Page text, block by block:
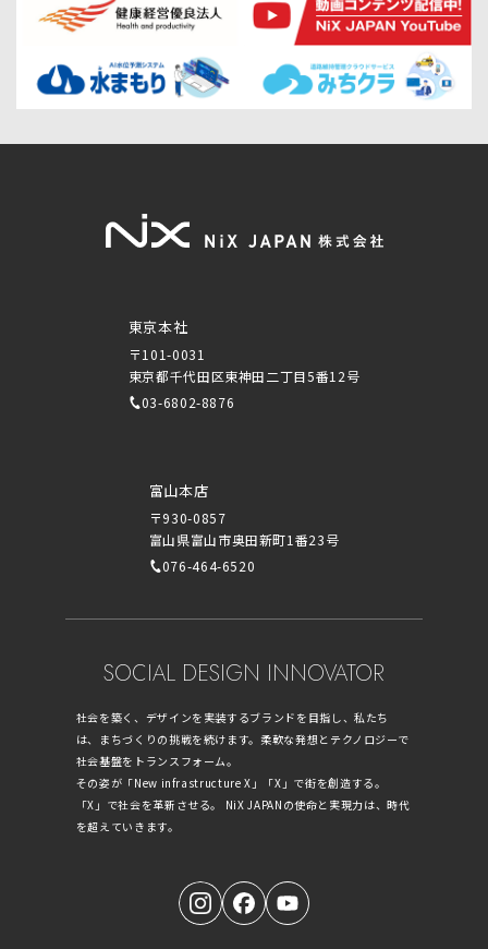
東京本社
〒101-0031
東京都千代田区東神田二丁目5番12号
03-6802-8876
富山本店
〒930-0857
富山県富山市奥田新町1番23号
076-464-6520
SOCIAL DESIGN INNOVATOR
社会を築く、デザインを実装するブランドを目指し、私たち
は、まちづくりの挑戦を続けます。柔軟な発想とテクノロジーで
社会基盤をトランスフォーム。
その姿が「New infrastructure X」「X」で街を創造する。
「X」で社会を革新させる。 NiX JAPANの使命と実現力は、時代
を超えていきます。